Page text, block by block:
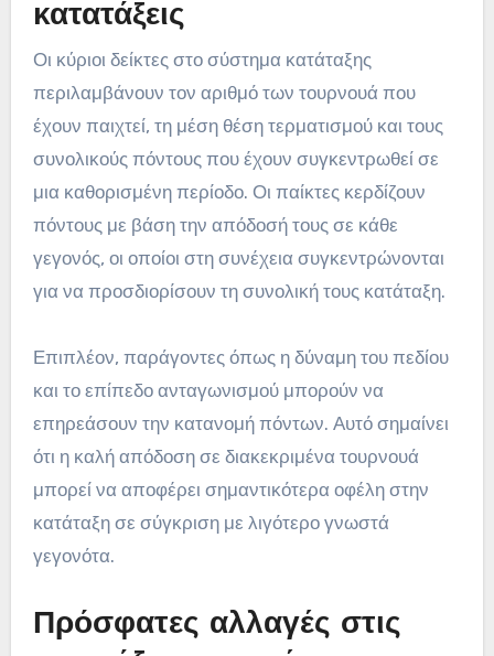
κατατάξεις
Οι κύριοι δείκτες στο σύστημα κατάταξης
περιλαμβάνουν τον αριθμό των τουρνουά που
έχουν παιχτεί, τη μέση θέση τερματισμού και τους
συνολικούς πόντους που έχουν συγκεντρωθεί σε
μια καθορισμένη περίοδο. Οι παίκτες κερδίζουν
πόντους με βάση την απόδοσή τους σε κάθε
γεγονός, οι οποίοι στη συνέχεια συγκεντρώνονται
για να προσδιορίσουν τη συνολική τους κατάταξη.
Επιπλέον, παράγοντες όπως η δύναμη του πεδίου
και το επίπεδο ανταγωνισμού μπορούν να
επηρεάσουν την κατανομή πόντων. Αυτό σημαίνει
ότι η καλή απόδοση σε διακεκριμένα τουρνουά
μπορεί να αποφέρει σημαντικότερα οφέλη στην
κατάταξη σε σύγκριση με λιγότερο γνωστά
γεγονότα.
Πρόσφατες αλλαγές στις